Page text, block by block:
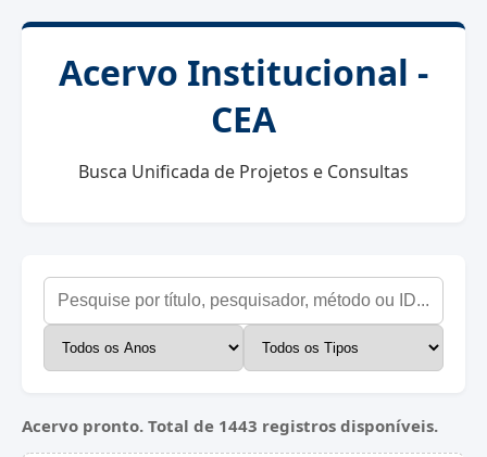
Acervo Institucional -
CEA
Busca Unificada de Projetos e Consultas
Acervo pronto. Total de 1443 registros disponíveis.